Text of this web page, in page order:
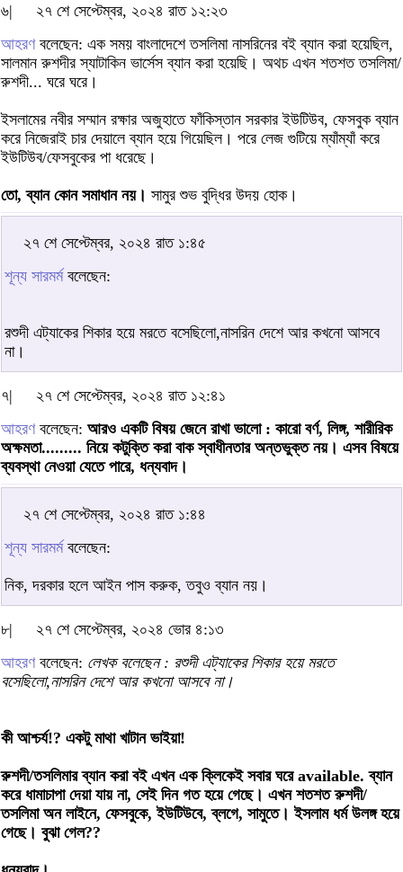
৬|
২৭ শে সেপ্টেম্বর, ২০২৪ রাত ১২:২৩
আহরণবলেছেন: এক সময় বাংলাদেশে তসলিমা নাসরিনের বই ব্যান করা হয়েছিল,
সালমান রুশদীর স্যাটাকিন ভার্সেস ব্যান করা হয়েছি। অথচ এখন শতশত তসলিমা/
রুশদী... ঘরে ঘরে।
ইসলামের নবীর সম্মান রক্ষার অজুহাতে ফাঁকিস্তান সরকার ইউটিউব, ফেসবুক ব্যান
করে নিজেরাই চার দেয়ালে ব্যান হয়ে গিয়েছিল। পরে লেজ গুটিয়ে ম্যাঁম্যাঁ করে
ইউটিউব/ফেসবুকের পা ধরেছে।
তো, ব্যান কোন সমাধান নয়। সামুর শুভ বুদ্ধির উদয় হোক।
২৭ শে সেপ্টেম্বর, ২০২৪ রাত ১:৪৫
শূন্য সারমর্মবলেছেন:
রশুদী এট্যাকের শিকার হয়ে মরতে বসেছিলো,নাসরিন দেশে আর কখনো আসবে
না।
৭|
২৭ শে সেপ্টেম্বর, ২০২৪ রাত ১২:৪১
আহরণবলেছেন: আরও একটি বিষয় জেনে রাখা ভালো : কারো বর্ণ, লিঙ্গ, শারীরিক
অক্ষমতা......... নিয়ে কটুক্তি করা বাক স্বাধীনতার অন্তভুক্ত নয়। এসব বিষয়ে
ব্যবস্থা নেওয়া যেতে পারে, ধন্যবাদ।
২৭ শে সেপ্টেম্বর, ২০২৪ রাত ১:৪৪
শূন্য সারমর্মবলেছেন:
নিক, দরকার হলে আইন পাস করুক, তবুও ব্যান নয়।
৮|
২৭ শে সেপ্টেম্বর, ২০২৪ ভোর ৪:১৩
আহরণবলেছেন: লেখক বলেছেন : রশুদী এট্যাকের শিকার হয়ে মরতে
বসেছিলো,নাসরিন দেশে আর কখনো আসবে না।
কী আশ্চর্য!? একটু মাথা খাটান ভাইয়া!
রুশদী/তসলিমার ব্যান করা বই এখন এক ক্লিকেই সবার ঘরে available. ব্যান
করে ধামাচাপা দেয়া যায় না, সেই দিন গত হয়ে গেছে। এখন শতশত রুশদী/
তসলিমা অন লাইনে, ফেসবুকে, ইউটিউবে, ব্লগে, সামুতে। ইসলাম ধর্ম উলঙ্গ হয়ে
গেছে। বুঝা গেল??